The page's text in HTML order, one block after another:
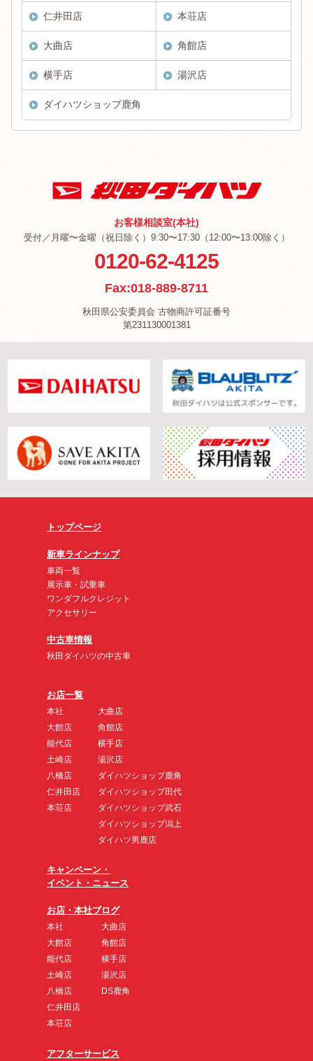
仁井田店 本荘店
大曲店 角館店
横手店 湯沢店
ダイハツショップ鹿角
お客様相談室(本社)
受付／月曜〜金曜（祝日除く）9:30〜17:30（12:00〜13:00除く）
0120-62-4125
Fax:018-889-8711
秋田県公安委員会 古物商許可証番号
第231130001381
トップページ
新車ラインナップ
車両一覧
展示車・試乗車
ワンダフルクレジット
アクセサリー
中古車情報
秋田ダイハツの中古車
お店一覧
本社
大館店
能代店
土崎店
八橋店
仁井田店
本荘店
大曲店
角館店
横手店
湯沢店
ダイハツショップ鹿角
ダイハツショップ田代
ダイハツショップ武石
ダイハツショップ潟上
ダイハツ男鹿店
キャンペーン・
イベント・ニュース
お店・本社ブログ
本社
大館店
能代店
土崎店
八橋店
仁井田店
本荘店
大曲店
角館店
横手店
湯沢店
DS鹿角
アフターサービス